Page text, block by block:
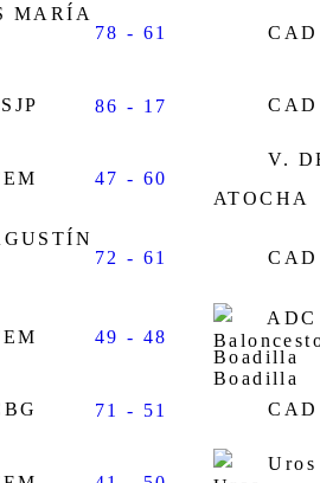
MARÍA
78 - 61
SJP 86 - 17
47 - 60
V.
ATOCHA
72 - 61
49 - 48
ADC
Boadilla
71 - 51
Uros